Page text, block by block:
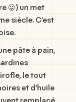
😜) un met
siècle. C’est
pâte à pain,
le tout
et d’huile